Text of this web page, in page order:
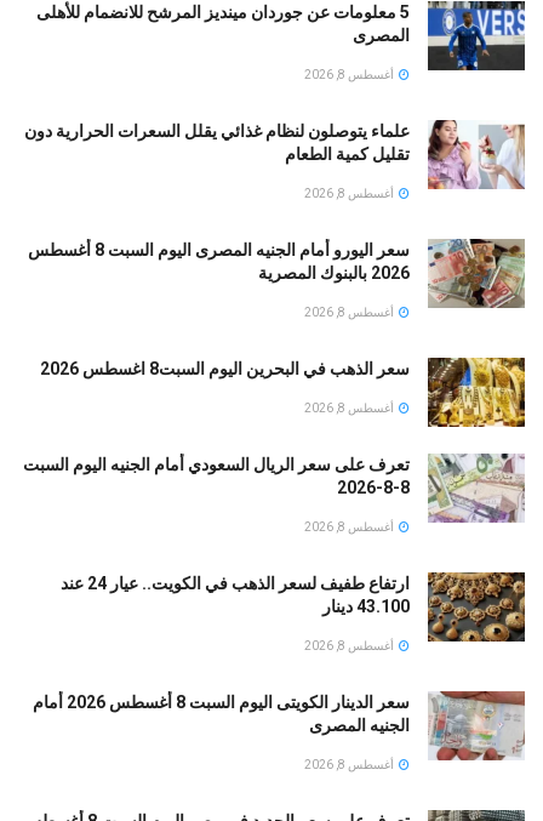
5 معلومات عن جوردان مينديز المرشح للانضمام للأهلى
المصرى
أغسطس 8, 2026
علماء يتوصلون لنظام غذائي يقلل السعرات الحرارية دون
تقليل كمية الطعام
أغسطس 8, 2026
سعر اليورو أمام الجنيه المصرى اليوم السبت 8 أغسطس
2026 بالبنوك المصرية
أغسطس 8, 2026
سعر الذهب في البحرين اليوم السبت8 اغسطس 2026
أغسطس 8, 2026
تعرف على سعر الريال السعودي أمام الجنيه اليوم السبت
8-8-2026
أغسطس 8, 2026
ارتفاع طفيف لسعر الذهب في الكويت.. عيار 24 عند
43.100 دينار
أغسطس 8, 2026
سعر الدينار الكويتى اليوم السبت 8 أغسطس 2026 أمام
الجنيه المصرى
أغسطس 8, 2026